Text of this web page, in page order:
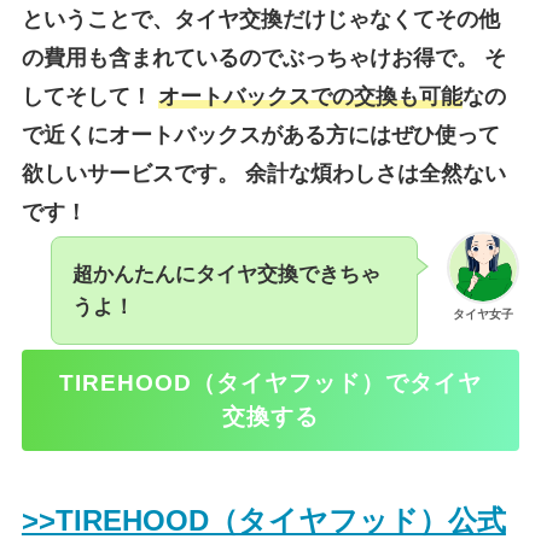
ということで、タイヤ交換だけじゃなくてその他
の費用も含まれているのでぶっちゃけお得で。
そ
してそして！ オートバックスでの交換も可能なの
で近くにオートバックスがある方にはぜひ使って
欲しいサービスです。 余計な煩わしさは全然ない
です！
タイヤ女子
超かんたんにタイヤ交換できちゃ
うよ！
TIREHOOD（タイヤフッド）でタイヤ
交換する
>>TIREHOOD（タイヤフッド）公式